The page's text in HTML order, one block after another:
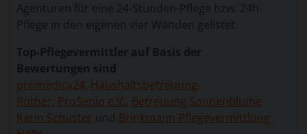
Agenturen für eine 24-Stunden-Pflege bzw. 24h-
Pflege in den eigenen vier Wänden gelistet.
Top-Pflegevermittler auf Basis der
Bewertungen sind
promedica24 Haushaltsbetreuung-
Rother ProSenio e.V. Betreuung Sonnenblume
Karin Schuster und Brinkmann Pflegevermittlung